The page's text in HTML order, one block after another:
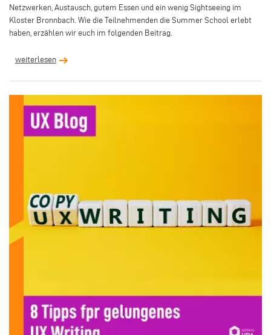
Netzwerken, Austausch, gutem Essen und ein wenig Sightseeing im
Kloster Bronnbach. Wie die Teilnehmenden die Summer School erlebt
haben, erzählen wir euch im folgenden Beitrag.
weiterlesen